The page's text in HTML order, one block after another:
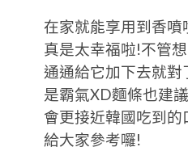
在家就能享用到香噴
真是太幸福啦!不管
通通給它加下去就對
是霸氣XD麵條也建
會更接近韓國吃到
給大家參考囉!